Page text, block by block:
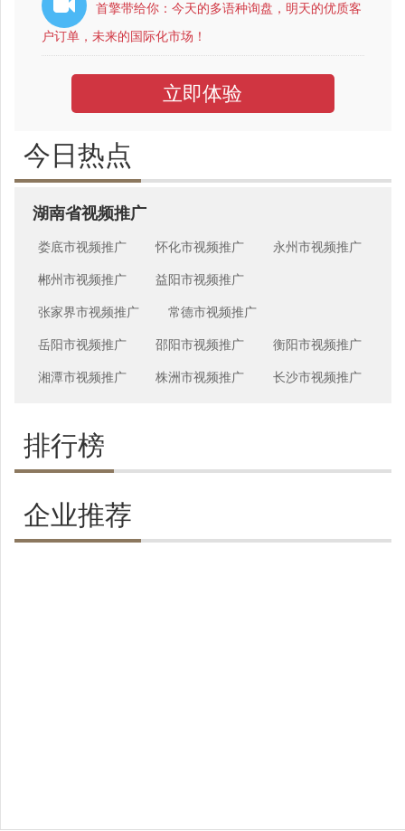
首擎带给你：今天的多语种询盘，明天的优质客
户订单，未来的国际化市场！
立即体验
今日热点
湖南省视频推广
娄底市视频推广 怀化市视频推广 永州市视频推广
郴州市视频推广 益阳市视频推广
张家界市视频推广 常德市视频推广
岳阳市视频推广 邵阳市视频推广 衡阳市视频推广
湘潭市视频推广 株洲市视频推广 长沙市视频推广
排行榜
企业推荐